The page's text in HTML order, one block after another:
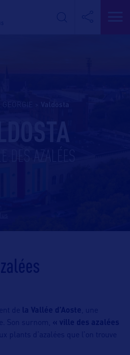
GEORGIE
DES AZALÉES
de la Vallée d’Aoste , une
Son surnom, « ville des azalées
plants d’azalées que l’on trouve